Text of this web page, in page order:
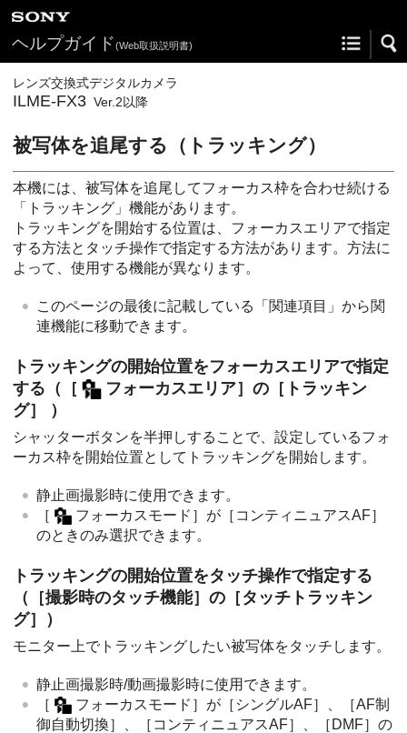
ヘルプガイド(Web取扱説明書)
レンズ交換式デジタルカメラ
ILME-FX3 Ver.2以降
被写体を追尾する（トラッキング）
本機には、被写体を追尾してフォーカス枠を合わせ続ける
「トラッキング」機能があります。
トラッキングを開始する位置は、フォーカスエリアで指定
する方法とタッチ操作で指定する方法があります。方法に
よって、使用する機能が異なります。
このページの最後に記載している「関連項目」から関
連機能に移動できます。
トラッキングの開始位置をフォーカスエリアで指定
する（ ［ フォーカスエリア］の ［トラッキン
グ］
）
シャッターボタンを半押しすることで、設定しているフォ
ーカス枠を開始位置としてトラッキングを開始します。
静止画撮影時に使用できます。
［
フォーカスモード］ が［コンティニュアスAF］
のときのみ選択できます。
トラッキングの開始位置をタッチ操作で指定する
（ ［撮影時のタッチ機能］ の ［タッチトラッキン
グ］ ）
モニター上でトラッキングしたい被写体をタッチします。
静止画撮影時/動画撮影時に使用できます。
［
フォーカスモード］ が［シングルAF］
［AF制
御自動切換］
［コンティニュアスAF］ ［DMF］ の